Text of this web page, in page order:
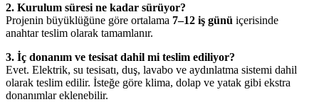
2. Kurulum süresi ne kadar sürüyor?
Projenin büyüklüğüne göre ortalama 7–12 iş günü içerisinde
anahtar teslim olarak tamamlanır.
3. İç donanım ve tesisat dahil mi teslim ediliyor?
Evet. Elektrik, su tesisatı, duş, lavabo ve aydınlatma sistemi dahil
olarak teslim edilir. İsteğe göre klima, dolap ve yatak gibi ekstra
donanımlar eklenebilir.